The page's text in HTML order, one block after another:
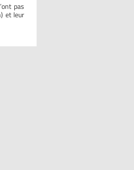
pas
et leur